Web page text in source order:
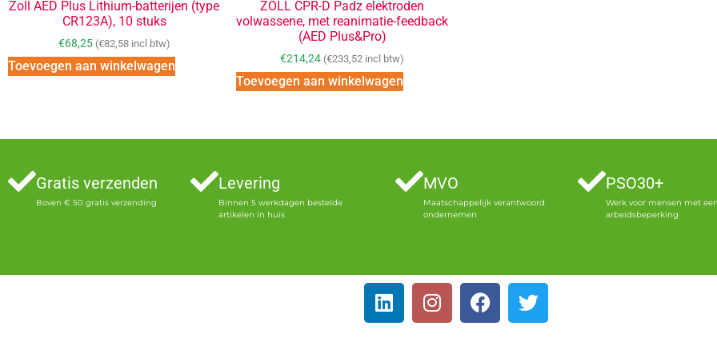
Zoll AED Plus Lithium-batterijen (type
CR123A), 10 stuks
€68,25 (€82,58incl btw)
Toevoegen aan winkelwagen
ZOLL CPR-D Padz elektroden
volwassene, met reanimatie-feedback
(AED Plus&Pro)
€214,24 (€233,52 incl btw)
Toevoegen aan winkelwagen
Gratis verzenden
Boven € 50 gratis verzending
Levering
Binnen 5 werkdagen bestelde
artikelen in huis
MVO
Maatschappelijk verantwoord
ondernemen
PSO30+
Werk voor mensen met
arbeidsbeperking